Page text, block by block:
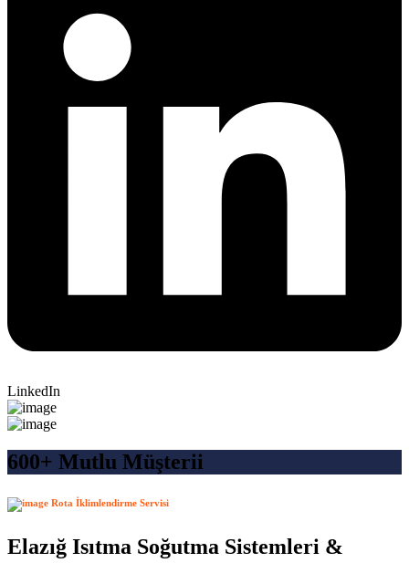
LinkedIn
600+ Mutlu Müşterii
Rota İklimlendirme Servisi
Elazığ Isıtma Soğutma Sistemleri &